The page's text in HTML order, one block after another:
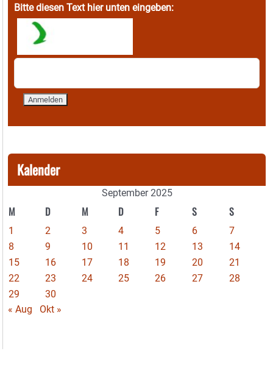
Bitte diesen Text hier unten eingeben:
Kalender
September 2025
M D M D F S S
1 2 3 4 5 6
7
8
9 10 11 12 13
14
15
16 17 18 19 20
21
22
23 24 25 26 27
28
29
30
« Aug
Okt »